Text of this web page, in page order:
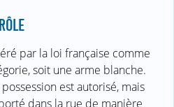
par la loi française comme
soit une arme blanche.
est autorisé, mais
dans la rue de manière